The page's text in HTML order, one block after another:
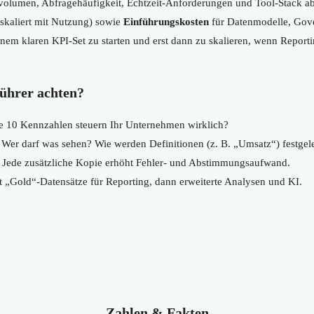
Abfragehäufigkeit, Echtzeit-Anforderungen und Tool-Stack
mit Nutzung) sowie Einführungskosten für Datenmodelle,
klaren KPI-Set zu starten und erst dann zu skalieren, wenn
achten?
10 Kennzahlen steuern Ihr Unternehmen wirklich?
darf was sehen? Wie werden Definitionen (z. B. „Umsatz“)
Jede zusätzliche Kopie erhöht Fehler- und Abstimmungsaufwand.
„Gold“-Datensätze für Reporting, dann erweiterte Analysen und KI.